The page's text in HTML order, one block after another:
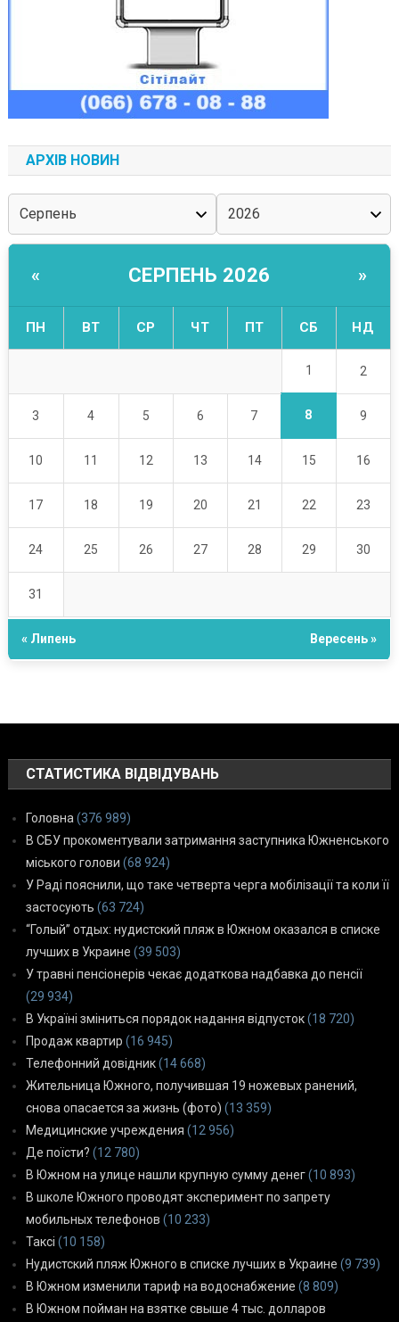
АРХІВ НОВИН
« СЕРПЕНЬ 2026 »
ПН ВТ СР ЧТ ПТ СБ НД
1 2
3 4 5 6 7 8 9
10 11 12 13 14 15 16
17 18 19 20 21 22 23
24 25 26 27 28 29 30
31
« Липень Вересень »
СТАТИСТИКА ВІДВІДУВАНЬ
Головна (376 989)
В СБУ прокоментували затримання заступника Южненського
міського голови (68 924)
У Раді пояснили, що таке четверта черга мобілізації та коли її
застосують (63 724)
“Голый” отдых: нудистский пляж в Южном оказался в списке
лучших в Украине (39 503)
У травні пенсіонерів чекає додаткова надбавка до пенсії
(29 934)
В Україні зміниться порядок надання відпусток(18 720)
Продаж квартир (16 945)
Телефонний довідник(14 668)
Жительница Южного, получившая 19 ножевых ранений,
снова опасается за жизнь (фото) (13 359)
Медицинские учреждения (12 956)
Де поїсти? (12 780)
В Южном на улице нашли крупную сумму денег(10 893)
В школе Южного проводят эксперимент по запрету
мобильных телефонов (10 233)
Таксі (10 158)
Нудистский пляж Южного в списке лучших в Украине (9 739)
В Южном изменили тариф на водоснабжение (8 809)
В Южном пойман на взятке свыше 4 тыс. долларов